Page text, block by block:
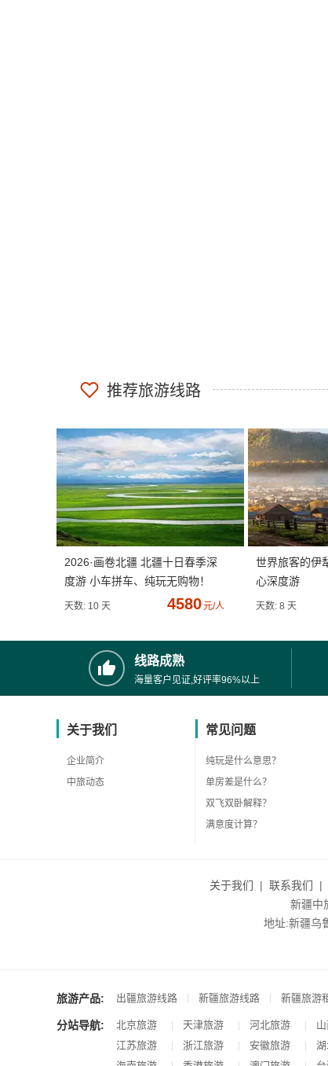
推荐旅游线路
2026·画卷北疆 北疆十日春季深
度游 小车拼车、纯玩无购物！
天数: 10 天 4580元/人
世界旅客的伊
心深度游
天数: 8 天
线路成熟
海量客户见证,好评率96%以上
关于我们
企业简介
中旅动态
常见问题
纯玩是什么意思？
单房差是什么？
双飞双卧解释？
满意度计算？
关于我们 | 联系我们 |
新疆中
地址:新疆乌
旅游产品: 出疆旅游线路 | 新疆旅游线路 | 新疆旅游
分站导航: 北京旅游 | 天津旅游 | 河北旅游 |
江苏旅游 | 浙江旅游 | 安徽旅游 |